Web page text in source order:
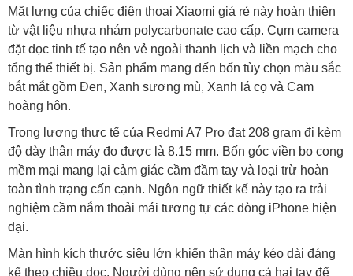
Mặt lưng của chiếc điện thoại Xiaomi giá rẻ này hoàn thiện
từ vật liệu nhựa nhám polycarbonate cao cấp. Cụm camera
đặt dọc tinh tế tạo nên vẻ ngoài thanh lịch và liền mạch cho
tổng thể thiết bị. Sản phẩm mang đến bốn tùy chọn màu sắc
bắt mắt gồm Đen, Xanh sương mù, Xanh lá cọ và Cam
hoàng hôn.
Trọng lượng thực tế của Redmi A7 Pro đạt 208 gram đi kèm
độ dày thân máy đo được là 8.15 mm. Bốn góc viền bo cong
mềm mại mang lại cảm giác cầm đầm tay và loại trừ hoàn
toàn tình trạng cấn cạnh. Ngôn ngữ thiết kế này tạo ra trải
nghiệm cầm nắm thoải mái tương tự các dòng iPhone hiện
đại.
Màn hình kích thước siêu lớn khiến thân máy kéo dài đáng
kể theo chiều dọc. Người dùng nên sử dụng cả hai tay để